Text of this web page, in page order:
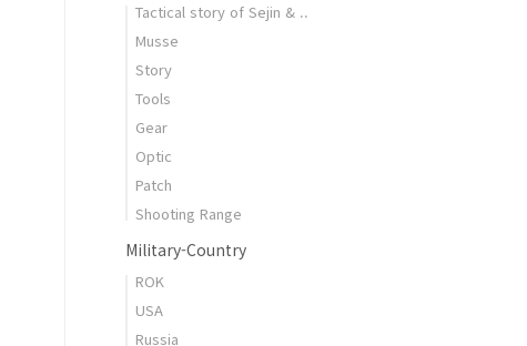
Tactical story of Sejin & ..
Musse
Story
Tools
Gear
Optic
Patch
Shooting Range
Military-Country
ROK
USA
Russia